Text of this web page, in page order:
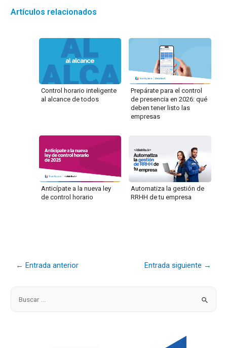
Artículos relacionados
Control horario inteligente
al alcance de todos
Prepárate para el control
de presencia en 2026: qué
deben tener listo las
empresas
Anticípate a la nueva ley
de control horario
Automatiza la gestión de
RRHH de tu empresa
← Entrada anterior Entrada siguiente →